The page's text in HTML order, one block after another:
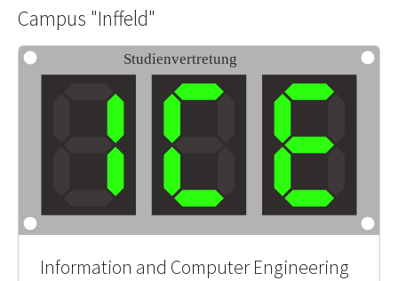
Campus "Inffeld"
Information and Computer Engineering